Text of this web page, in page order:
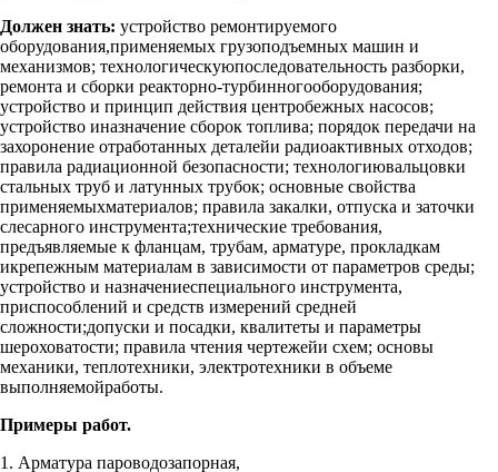
Должен знать: устройство ремонтируемого
оборудования,применяемых грузоподъемных машин и
механизмов; технологическуюпоследовательность разборки,
ремонта и сборки реакторно-турбинногооборудования;
устройство и принцип действия центробежных насосов;
устройство иназначение сборок топлива; порядок передачи на
захоронение отработанных деталейи радиоактивных отходов;
правила радиационной безопасности; технологиювальцовки
стальных труб и латунных трубок; основные свойства
применяемыхматериалов; правила закалки, отпуска и заточки
слесарного инструмента;технические требования,
предъявляемые к фланцам, трубам, арматуре, прокладкам
икрепежным материалам в зависимости от параметров среды;
устройство и назначениеспециального инструмента,
приспособлений и средств измерений средней
сложности;допуски и посадки, квалитеты и параметры
шероховатости; правила чтения чертежейи схем; основы
механики, теплотехники, электротехники в объеме
выполняемойработы.
Примеры работ.
1. Арматура пароводозапорная,